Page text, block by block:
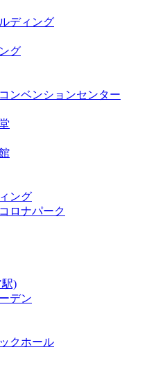
ディング
グ
ンベンションセンター
ング
ロナパーク
)
デン
クホール